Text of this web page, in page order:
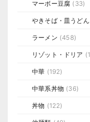
マーボー豆腐 (33)
やきそば・皿うどん
ラーメン (458)
リゾット・ドリア
中華 (192)
中華系丼物 (36)
丼物 (122)